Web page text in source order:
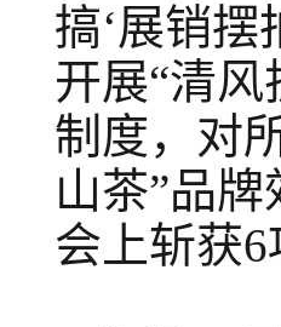
搞‘展销
开展“清
制度，对
山茶”品
会上斩获6